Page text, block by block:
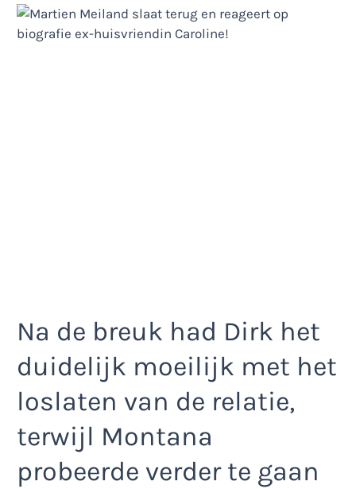
Na de breuk had Dirk het
duidelijk moeilijk met het
loslaten van de relatie,
terwijl Montana
probeerde verder te gaan